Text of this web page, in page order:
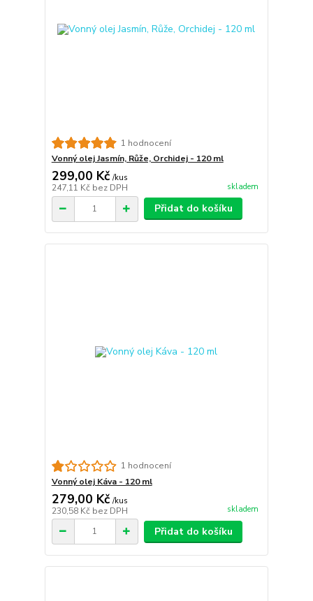
1 hodnocení
Vonný olej Jasmín, Růže, Orchidej - 120 ml
299,00 Kč /kus
247,11 Kč bez DPH skladem
Přidat do košíku
1 hodnocení
Vonný olej Káva - 120 ml
279,00 Kč /kus
230,58 Kč bez DPH skladem
Přidat do košíku